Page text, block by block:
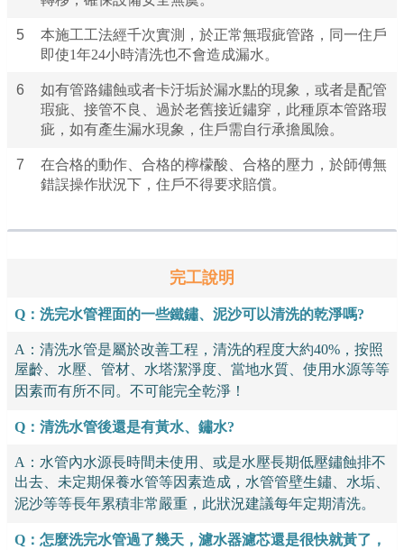
5
本施工工法經千次實測，於正常無瑕疵管路，同一住戶
即使1年24小時清洗也不會造成漏水。
6
如有管路鏽蝕或者卡汙垢於漏水點的現象，或者是配管
瑕疵、接管不良、過於老舊接近鏽穿，此種原本管路瑕
疵，如有產生漏水現象，住戶需自行承擔風險。
7
在合格的動作、合格的檸檬酸、合格的壓力，於師傅無
錯誤操作狀況下，住戶不得要求賠償。
完工說明
Q：洗完水管裡面的一些鐵鏽、泥沙可以清洗的乾淨嗎?
A：清洗水管是屬於改善工程，清洗的程度大約40%，按照
屋齡、水壓、管材、水塔潔淨度、當地水質、使用水源等等
因素而有所不同。不可能完全乾淨！
Q：清洗水管後還是有黃水、鏽水?
A：水管內水源長時間未使用、或是水壓長期低壓鏽蝕排不
出去、未定期保養水管等因素造成，水管管壁生鏽、水垢、
泥沙等等長年累積非常嚴重，此狀況建議每年定期清洗。
Q：怎麼洗完水管過了幾天，濾水器濾芯還是很快就黃了，